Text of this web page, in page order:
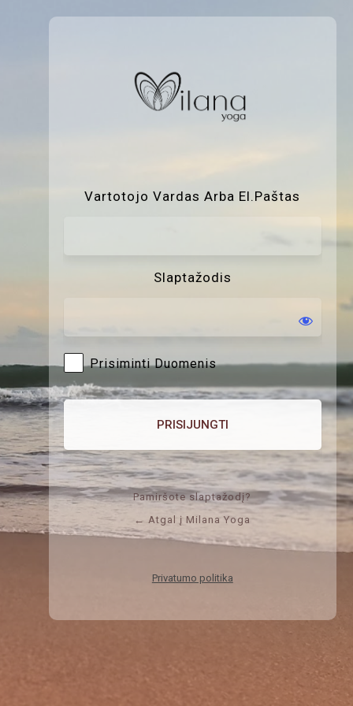
Vartotojo Vardas Arba El.paštas
Slaptažodis
Prisiminti Duomenis
Pamiršote slaptažodį?
← Atgal į Milana Yoga
Privatumo politika